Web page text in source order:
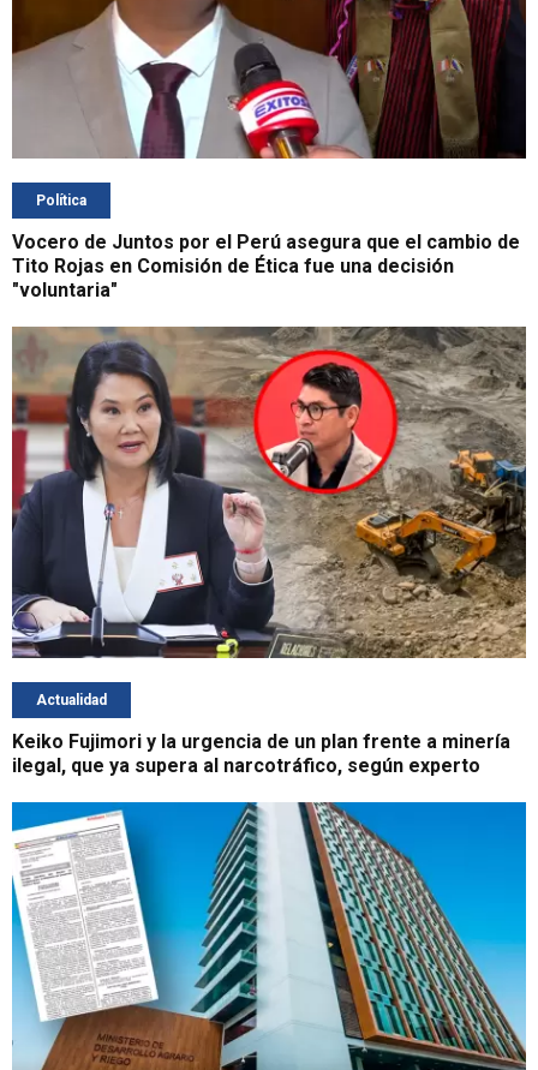
Política
Vocero de Juntos por el Perú asegura que el cambio de
Tito Rojas en Comisión de Ética fue una decisión
"voluntaria"
Actualidad
Keiko Fujimori y la urgencia de un plan frente a minería
ilegal, que ya supera al narcotráfico, según experto